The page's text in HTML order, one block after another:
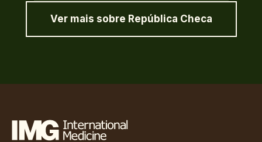
Ver mais sobre República Checa